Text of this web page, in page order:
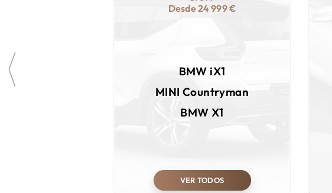
Desde24 999 €
BMW iX1
MINI Countryman
BMW X1
VER TODOS